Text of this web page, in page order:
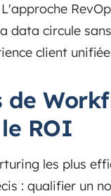
L'approche
data circule
client
de
ROI
les plus
: qualifier un